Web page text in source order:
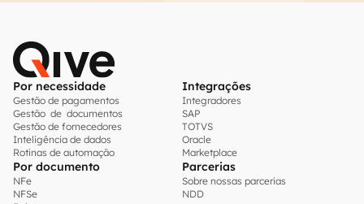
Por necessidade
Gestão de pagamentos
Gestão de documentos
Gestão de fornecedores
Inteligência de dados
Rotinas de automação
Integrações
Integradores
SAP
TOTVS
Oracle
Marketplace
Por documento
NFe
NFSe
Parcerias
Sobre nossas parcerias
NDD